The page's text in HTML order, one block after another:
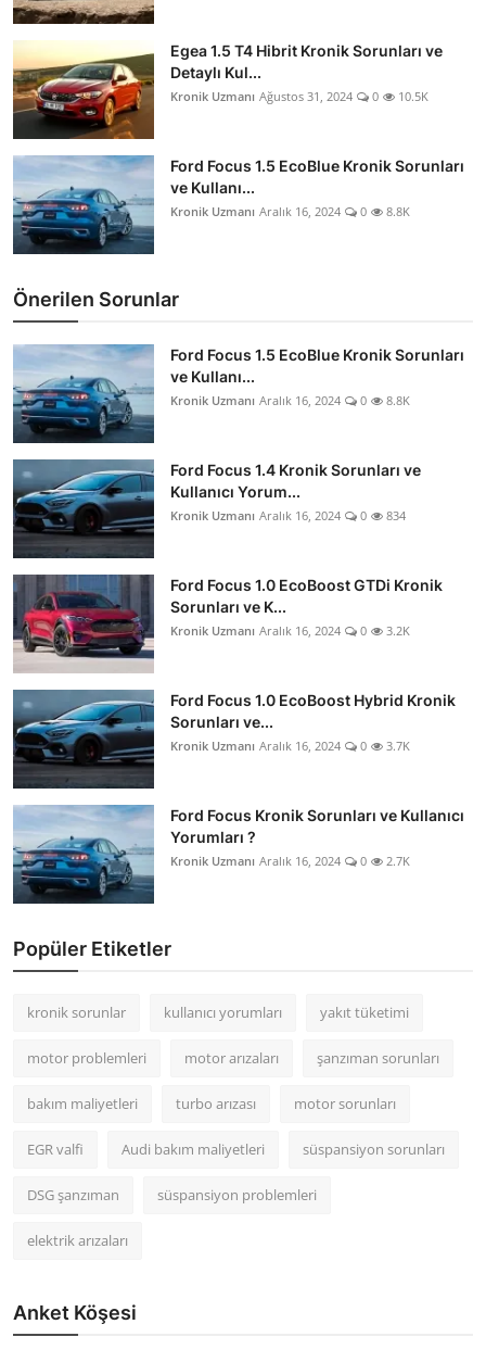
Kiralama & Filo
Sürüş & Güvenlik
Lastik & Jant
Yağlar & Sıvılar
Elektrik & Akü
Klima & Konfor
Aydınlatma & Görüş
Şanzıman & Aktarma
Dizel Sistemler
Multimedya & Elektronik
Egea 1.5 T4 Hibrit Kronik Sorunları ve
Detaylı Kul...
Kronik Uzmanı Ağustos 31, 2024 0 10.5K
Ford Focus 1.5 EcoBlue Kronik Sorunları
ve Kullanı...
Kronik Uzmanı Aralık 16, 2024 0 8.8K
Önerilen Sorunlar
Ford Focus 1.5 EcoBlue Kronik Sorunları
ve Kullanı...
Kronik Uzmanı Aralık 16, 2024 0 8.8K
Ford Focus 1.4 Kronik Sorunları ve
Kullanıcı Yorum...
Kronik Uzmanı Aralık 16, 2024 0 834
Ford Focus 1.0 EcoBoost GTDi Kronik
Sorunları ve K...
Kronik Uzmanı Aralık 16, 2024 0 3.2K
Ford Focus 1.0 EcoBoost Hybrid Kronik
Sorunları ve...
Kronik Uzmanı Aralık 16, 2024 0 3.7K
Ford Focus Kronik Sorunları ve Kullanıcı
Yorumları ?
Kronik Uzmanı Aralık 16, 2024 0 2.7K
Popüler Etiketler
kronik sorunlar kullanıcı yorumları yakıt tüketimi
motor problemleri motor arızaları şanzıman sorunları
bakım maliyetleri turbo arızası motor sorunları
EGR valfi Audi bakım maliyetleri süspansiyon sorunları
DSG şanzıman süspansiyon problemleri
elektrik arızaları
Anket Köşesi